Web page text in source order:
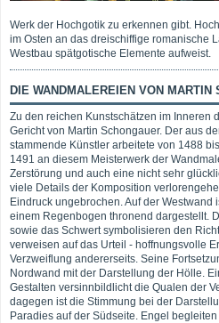
Werk der Hochgotik zu erkennen gibt.
im Osten an das dreischiffige romanische
Westbau spätgotische Elemente aufweist.
DIE WANDMALEREIEN VON MARTIN
Zu den reichen Kunstschätzen im Inneren
Gericht von Martin Schongauer. Der aus
stammende Künstler arbeitete von 1488
1491 an diesem Meisterwerk der
Zerstörung und auch eine nicht sehr
viele Details der Komposition
Eindruck ungebrochen. Auf der Westwand
einem Regenbogen thronend dargestellt.
sowie das Schwert symbolisieren den
verweisen auf das Urteil - hoffnungsvolle
Verzweiflung andererseits. Seine
Nordwand mit der Darstellung der Hölle.
Gestalten versinnbildlicht die Qualen der
dagegen ist die Stimmung bei der
Paradies auf der Südseite. Engel